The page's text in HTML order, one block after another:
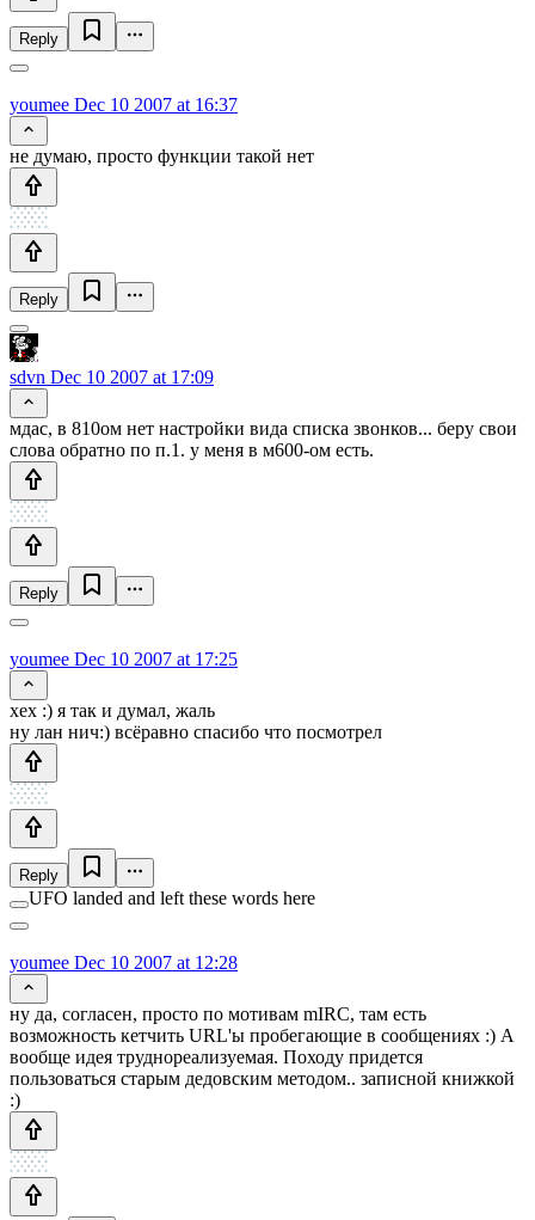
Reply
youmee Dec 10 2007 at 16:37
не думаю, просто функции такой нет
Reply
sdvn Dec 10 2007 at 17:09
мдас, в 810ом нет настройки вида списка звонков... беру свои
слова обратно по п.1. у меня в м600-ом есть.
Reply
youmee Dec 10 2007 at 17:25
хех :) я так и думал, жаль
ну лан нич:) всёравно спасибо что посмотрел
Reply
UFO landed and left these words here
youmee Dec 10 2007 at 12:28
ну да, согласен, просто по мотивам mIRC, там есть
возможность кетчить URL'ы пробегающие в сообщениях :) А
вообще идея труднореализуемая. Походу придется
пользоваться старым дедовским методом.. записной книжкой
:)